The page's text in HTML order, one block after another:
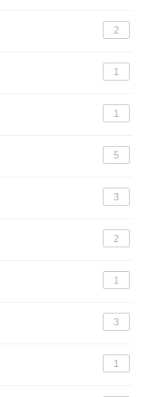
2
1
1
5
3
2
1
3
1